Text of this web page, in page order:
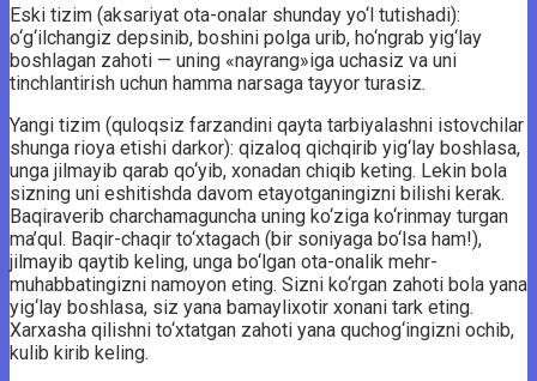
Eski tizim (aksariyat ota-onalar shunday yo‘l tutishadi):
o‘g‘ilchangiz depsinib, boshini polga urib, ho‘ngrab yig‘lay
boshlagan zahoti — uning «nayrang»iga uchasiz va uni
tinchlantirish uchun hamma narsaga tayyor turasiz.
Yangi tizim (quloqsiz farzandini qayta tarbiyalashni istovchilar
shunga rioya etishi darkor): qizaloq qichqirib yig‘lay boshlasa,
unga jilmayib qarab qo‘yib, xonadan chiqib keting. Lekin bola
sizning uni eshitishda davom etayotganingizni bilishi kerak.
Baqiraverib charchamaguncha uning ko‘ziga ko‘rinmay turgan
ma’qul. Baqir-chaqir to‘xtagach (bir soniyaga bo‘lsa ham!),
jilmayib qaytib keling, unga bo‘lgan ota-onalik mehr-
muhabbatingizni namoyon eting. Sizni ko‘rgan zahoti bola yana
yig‘lay boshlasa, siz yana bamaylixotir xonani tark eting.
Xarxasha qilishni to‘xtatgan zahoti yana quchog‘ingizni ochib,
kulib kirib keling.